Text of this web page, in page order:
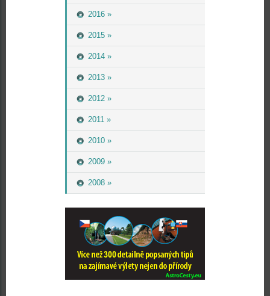
2016 »
2015 »
2014 »
2013 »
2012 »
2011 »
2010 »
2009 »
2008 »